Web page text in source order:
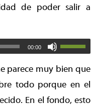
de poder salir a
00:00
parece muy bien que
todo porque en el
En el fondo, esto